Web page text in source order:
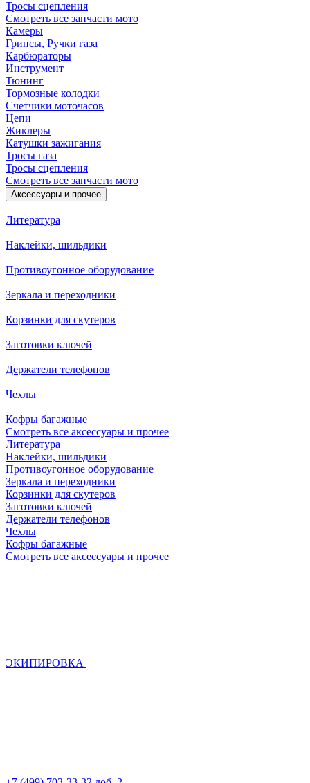
Тросы сцепления
Смотреть все запчасти мото
Камеры
Грипсы, Ручки газа
Карбюраторы
Инструмент
Тюнинг
Тормозные колодки
Счетчики моточасов
Цепи
Жиклеры
Катушки зажигания
Тросы газа
Тросы сцепления
Смотреть все запчасти мото
Аксессуары и прочее
Литература
Наклейки, шильдики
Противоугонное оборудование
Зеркала и переходники
Корзинки для скутеров
Заготовки ключей
Держатели телефонов
Чехлы
Кофры багажные
Смотреть все аксессуары и прочее
Литература
Наклейки, шильдики
Противоугонное оборудование
Зеркала и переходники
Корзинки для скутеров
Заготовки ключей
Держатели телефонов
Чехлы
Кофры багажные
Смотреть все аксессуары и прочее
ЭКИПИРОВКА